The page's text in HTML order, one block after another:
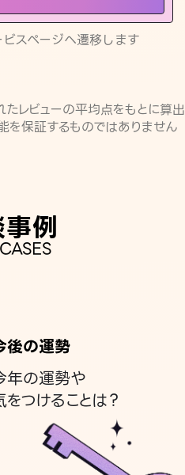
スページへ遷移します
レビューの平均点をもとに算出
保証するものではありません
例
後の運勢
年の運勢や
をつけることは？